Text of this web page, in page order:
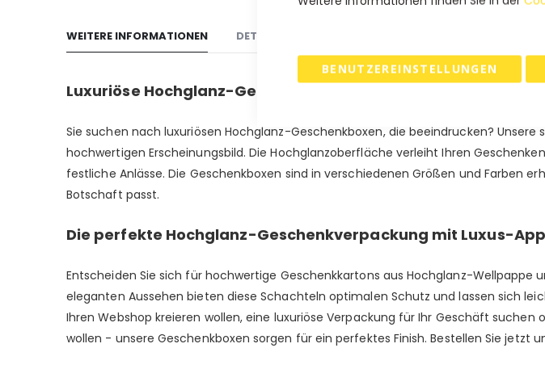
BENUTZEREINSTELLUNGEN
der
Bildgalerie
WEITERE INFORMATIONEN
Luxuriöse Hochglanz-Geschenkboxen aus stabiler Wellpappe.
Sie suchen nach luxuriösen Hochglanz-Geschenkboxen, die beeindrucken?
hochwertigen Erscheinungsbild. Die Hochglanzoberfläche verleiht Ihren
festliche Anlässe. Die Geschenkboxen sind in verschiedenen Größen und Farben
Botschaft passt.
Die perfekte Hochglanz-Geschenkverpackung mit Luxus-
Entscheiden Sie sich für hochwertige Geschenkkartons aus Hochglanz-Wellpappe
eleganten Aussehen bieten diese Schachteln optimalen Schutz und lassen sich
Ihren Webshop kreieren wollen, eine luxuriöse Verpackung für Ihr Geschäft
wollen - unsere Geschenkboxen sorgen für ein perfektes Finish. Bestellen Sie jetzt
DETAILS